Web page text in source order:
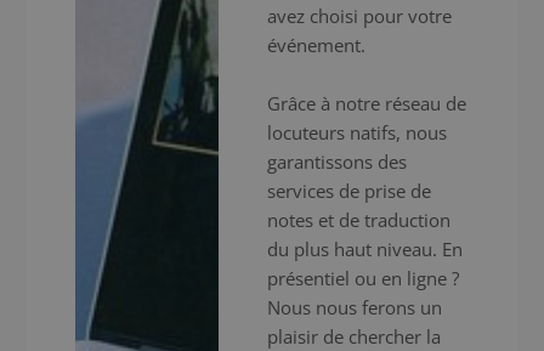
avez choisi pour votre
événement.
Grâce à notre réseau de
locuteurs natifs, nous
garantissons des
services de prise de
notes et de traduction
du plus haut niveau. En
présentiel ou en ligne ?
Nous nous ferons un
plaisir de chercher la